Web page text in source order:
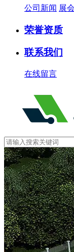
公司新闻 展
荣誉资质
联系我们
在线留言